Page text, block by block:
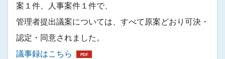
案１件、人事案件１件で、
管理者提出議案については、すべて原案どおり可決・
認定・同意されました。
議事録はこちら